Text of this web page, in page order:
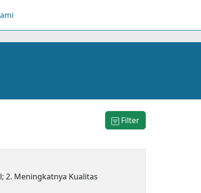
Filter
2. Meningkatnya Kualitas